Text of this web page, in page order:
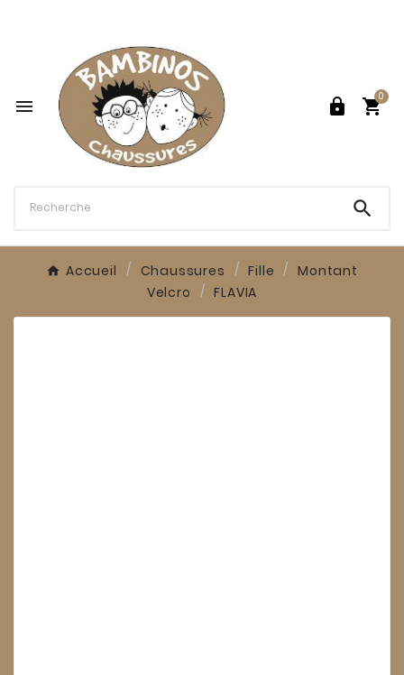
  
0

Accueil Chaussures Fille
Montant
Velcro
FLAVIA